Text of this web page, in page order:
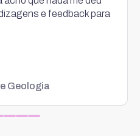
e feedback para
Geologia